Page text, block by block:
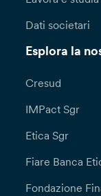
Dati societari
Esplora la
Cresud
IMPact Sgr
Etica Sgr
Fiare Banca
Fondazione